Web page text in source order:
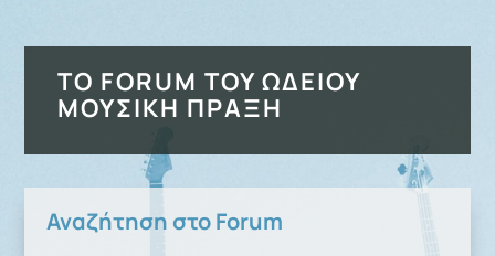
ΤΟ FORUM ΤΟΥ ΩΔΕΊΟΥ
ΜΟΥΣΙΚΉ ΠΡΆΞΗ
Αναζήτηση στο Forum